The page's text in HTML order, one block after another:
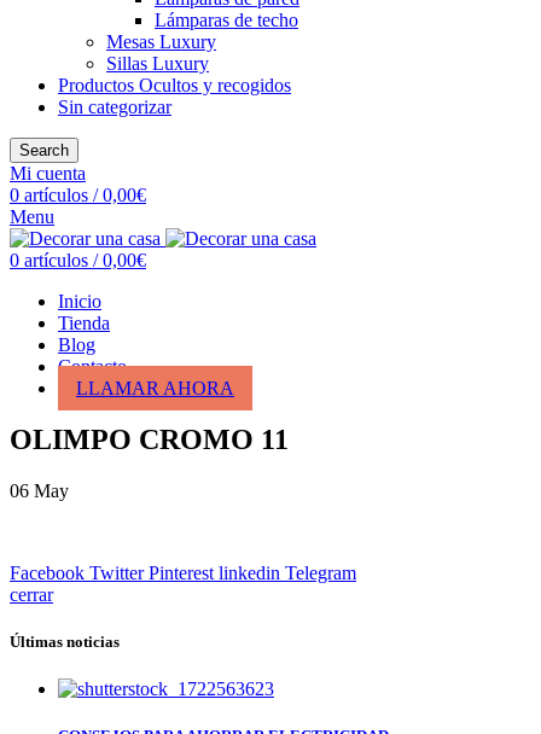
Lámparas de techo
Mesas Luxury
Sillas Luxury
Productos Ocultos y recogidos
Sin categorizar
Search
Mi cuenta
0 artículos / 0,00€
Menu
0 artículos / 0,00€
Inicio
Tienda
Blog
Contacto
LLAMAR AHORA
OLIMPO CROMO 11
06 May
Facebook Twitter Pinterest linkedin Telegram
cerrar
Últimas noticias